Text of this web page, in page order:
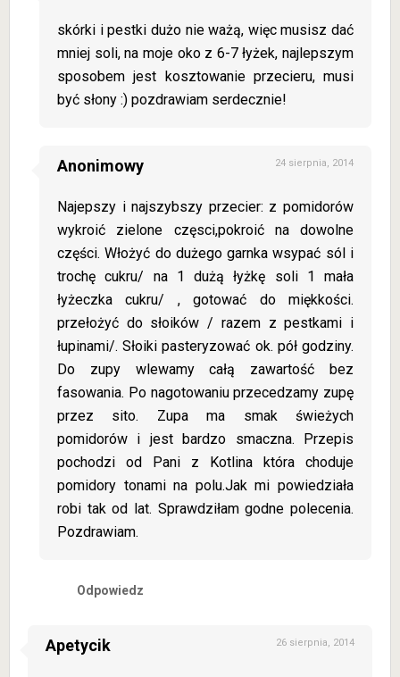
skórki i pestki dużo nie ważą, więc musisz dać
mniej soli, na moje oko z 6-7 łyżek, najlepszym
sposobem jest kosztowanie przecieru, musi
być słony :) pozdrawiam serdecznie!
Anonimowy 24 sierpnia, 2014
Najepszy i najszybszy przecier: z pomidorów
wykroić zielone częsci,pokroić na dowolne
części. Włożyć do dużego garnka wsypać sól i
trochę cukru/ na 1 dużą łyżkę soli 1 mała
łyżeczka cukru/ , gotować do miękkości.
przełożyć do słoików / razem z pestkami i
łupinami/. Słoiki pasteryzować ok. pół godziny.
Do zupy wlewamy całą zawartość bez
fasowania. Po nagotowaniu przecedzamy zupę
przez sito. Zupa ma smak świeżych
pomidorów i jest bardzo smaczna. Przepis
pochodzi od Pani z Kotlina która choduje
pomidory tonami na polu.Jak mi powiedziała
robi tak od lat. Sprawdziłam godne polecenia.
Pozdrawiam.
Odpowiedz
Apetycik 26 sierpnia, 2014